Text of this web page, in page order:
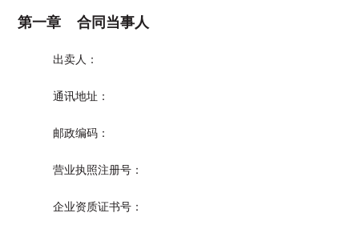
第一章 合同当事人
出卖人：
通讯地址：
邮政编码：
营业执照注册号：
企业资质证书号：